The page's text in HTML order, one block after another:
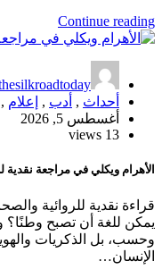
Continue reading
أحداث , أدب , إعلام ,
أغسطس 5, 2026
13 views
الأهرام ويكلي في مراجعة
قراءة نقدية للروائية
يمكن للغة أن تصبح وطنًا؟
وحسب، بل الذكريات
الإنسان…